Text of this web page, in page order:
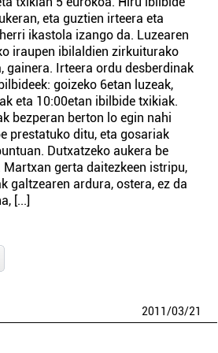
eta guztien irteera eta
ikastola izango da. Luzearen
iraupen ibilaldien zirkuiturako
gainera. Irteera ordu desberdinak
goizeko 6etan luzeak,
eta 10:00etan ibilbide txikiak.
bezperan berton lo egin nahi
prestatuko ditu, eta gosariak
Dutxatzeko aukera be
gerta daitezkeen istripu,
galtzearen ardura, ostera, ez da
[...]
2011/03/21